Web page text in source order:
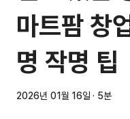
마트팜 창
명 작명 팁
2026년 01월 16일 · 5분